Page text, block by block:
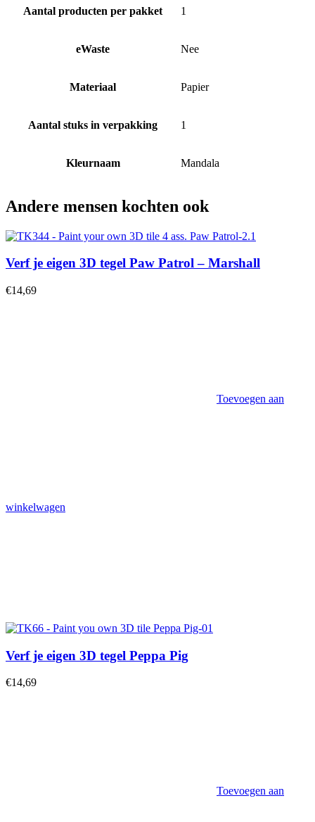
Aantal producten per pakket 1
eWaste Nee
Materiaal Papier
Aantal stuks in verpakking 1
Kleurnaam Mandala
Andere mensen kochten ook
Verf je eigen 3D tegel Paw Patrol – Marshall
€14,69
Toevoegen aan
winkelwagen
Verf je eigen 3D tegel Peppa Pig
€14,69
Toevoegen aan